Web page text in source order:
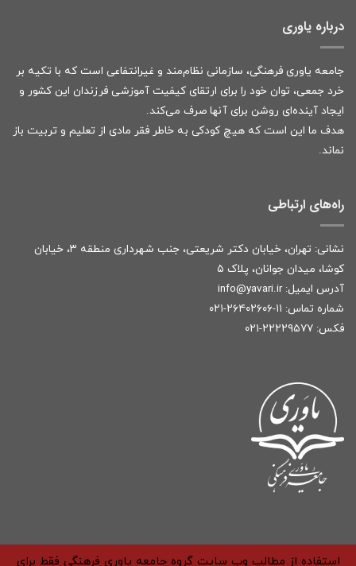
درباره یاوری
جامعه یاوری فرهنگی، سازمانی نظام‌مند و غیرانتفاعی است که با تکیه بر
خرد جمعی، توان خود را برای ارتقای کیفیت آموزشی فرزندان این کشور و
ایجاد آینده‌ای روشن برای آنها صرف می‌کند.
هدف ما این است که هیچ کودکی به خاطر فقر مادی از تعلیم و تربیت باز
نماند.
راه‌های ارتباطی
نشانی: تهران، خیابان دکتر شریعتی، جنب شهرداری منطقه ۳، خیابان
کوشا، میدان جوانان، پلاک ۵
آدرس ایمیل: info@yavari.ir
شماره تماس: ۱۱-۲۶۴۰۲۶۰۶-۰۲۱
فکس: ۲۲۲۲۹۵۷۷-۰۲۱
استفاده از مطالب وب سایت گروه جامعه یاوری فرهنگی فقط برای